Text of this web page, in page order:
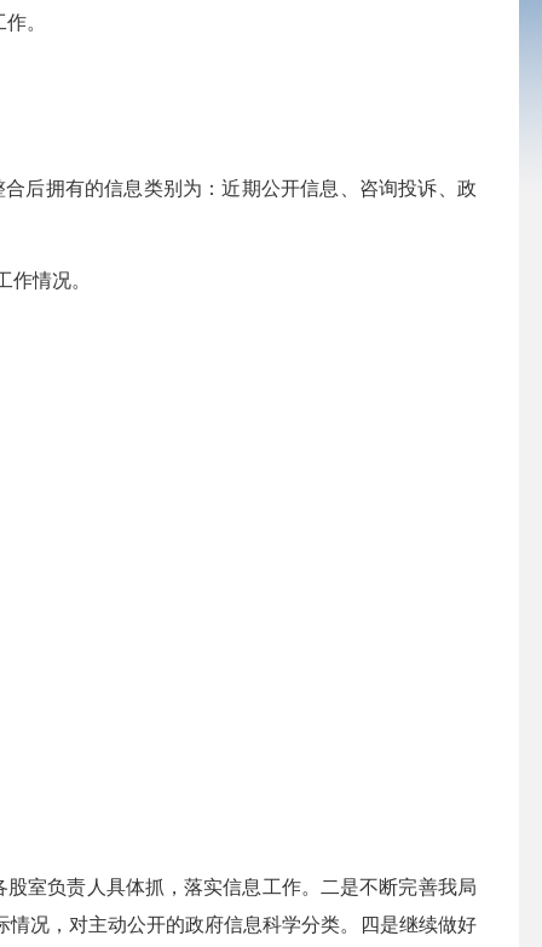
。
后拥有的信息类别为：近期公开信息、咨询投诉、政
情况。
室负责人具体抓，落实信息工作。二是不断完善我局
况，对主动公开的政府信息科学分类。四是继续做好